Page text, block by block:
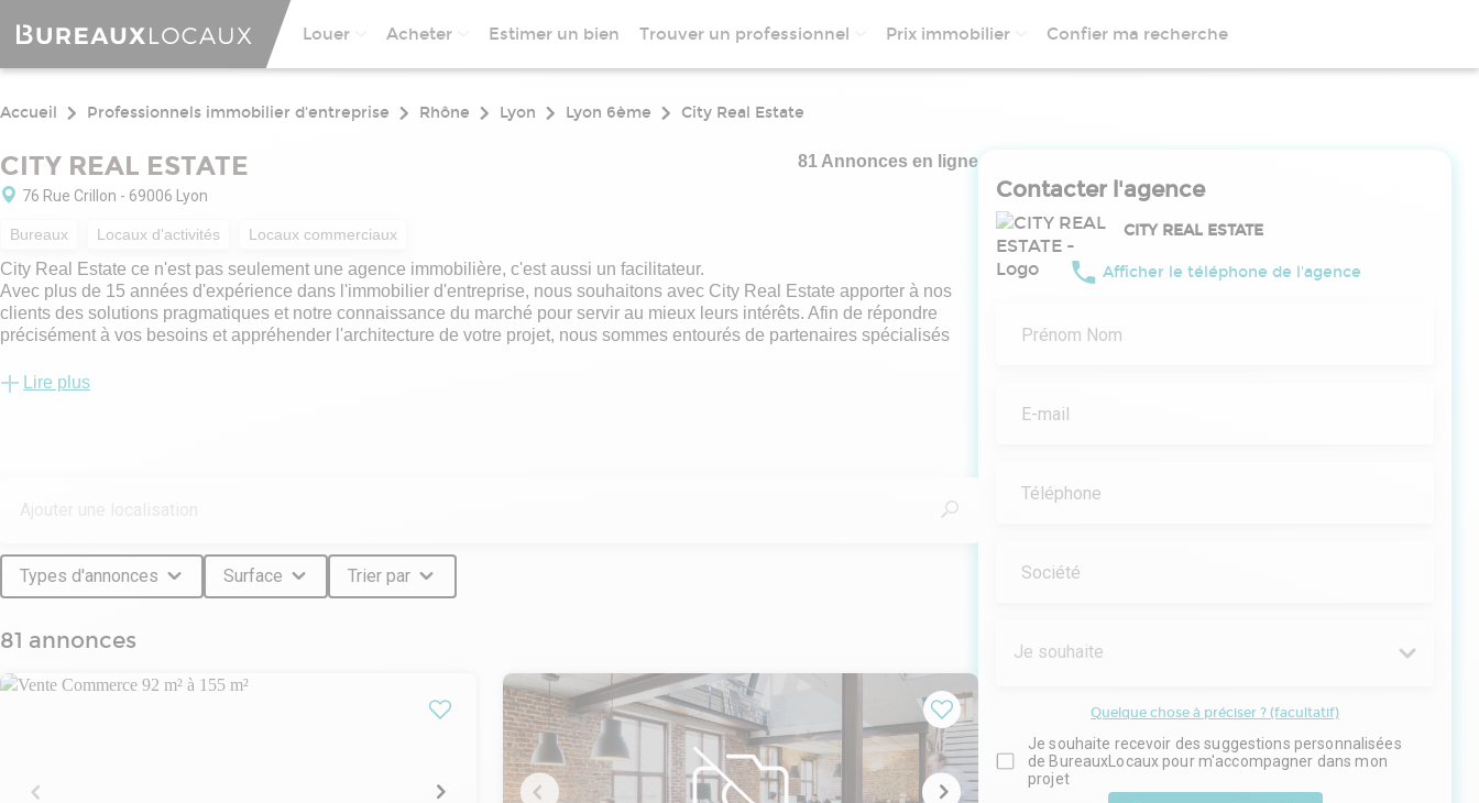
Louer Acheter Estimer un bien Trouver un professionnel Prix immobilier Confier ma recherche
Accueil Professionnels immobilier d'entreprise Rhône Lyon Lyon 6ème City Real Estate
CITY REAL ESTATE
76 Rue Crillon - 69006 Lyon
81 Annonces en ligne
Bureaux Locaux d'activités Locaux commerciaux
City Real Estate ce n'est pas seulement une agence immobilière, c'est aussi un facilitateur.
Avec plus de 15 années d'expérience dans l'immobilier d'entreprise, nous souhaitons avec City Real Estate apporter à nos
clients des solutions pragmatiques et notre connaissance du marché pour servir au mieux leurs intérêts. Afin de répondre
précisément à vos besoins et appréhender l'architecture de votre projet, nous sommes entourés de partenaires spécialisés
Lire plus
Types d'annonces Surface Trier par
81 annonces
Contacter l'agence
CITY REAL ESTATE
Afficher le téléphone de l'agence
Prénom Nom
E-mail
Téléphone
Société
Je souhaite
Quelque chose à préciser ? (facultatif)
Je souhaite recevoir des suggestions personnalisées
de BureauxLocaux pour m'accompagner dans mon
projet